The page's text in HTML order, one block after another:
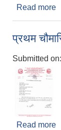
Read more
प्रथम
Submitted on:
Read more